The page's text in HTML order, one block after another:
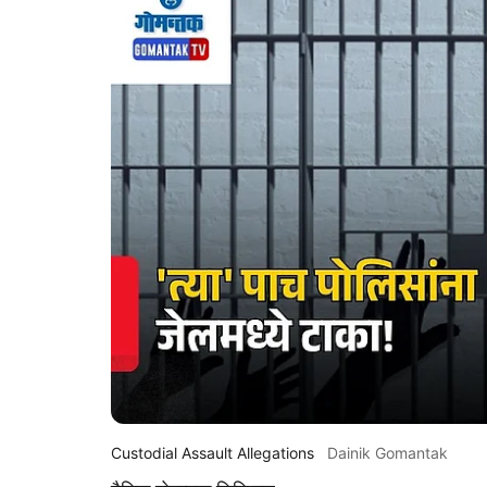
Custodial Assault Allegations Dainik Gomantak